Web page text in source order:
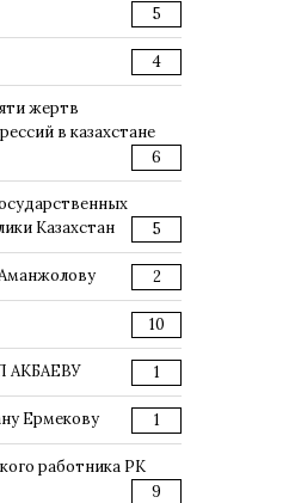
5
4
жертв
в казахстане
6
Казахстан
5
2
10
АКБАЕВУ 1
Ермекову 1
работника РК
9